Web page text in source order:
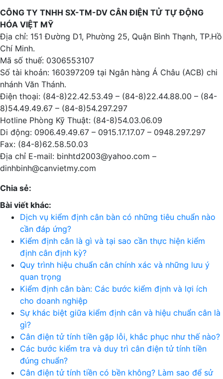
CÔNG TY TNHH SX-TM-DV CÂN ĐIỆN TỬ TỰ ĐỘNG
HÓA VIỆT MỸ
Địa chỉ: 151 Đường D1, Phường 25, Quận Bình Thạnh, TP.Hồ
Chí Minh.
Mã số thuế: 0306553107
Số tài khoản: 160397209 tại Ngân hàng Á Châu (ACB) chi
nhánh Văn Thánh.
Điện thoại: (84-8)22.42.53.49 – (84-8)22.44.88.00 – (84-
8)54.49.49.67 – (84-8)54.297.297
Hotline Phòng Kỹ Thuật: (84-8)54.03.06.09
Di động: 0906.49.49.67 – 0915.17.17.07 – 0948.297.297
Fax: (84-8)62.58.50.03
Địa chỉ E-mail: binhtd2003@yahoo.com –
dinhbinh@canvietmy.com
Chia sẻ:
Bài viết khác:
Dịch vụ kiểm định cân bàn có những tiêu chuẩn nào
cần đáp ứng?
Kiểm định cân là gì và tại sao cần thực hiện kiểm
định cân định kỳ?
Quy trình hiệu chuẩn cân chính xác và những lưu ý
quan trọng
Kiểm định cân bàn: Các bước kiểm định và lợi ích
cho doanh nghiệp
Sự khác biệt giữa kiểm định cân và hiệu chuẩn cân là
gì?
Cân điện tử tính tiền gặp lỗi, khắc phục như thế nào?
Các bước kiểm tra và duy trì cân điện tử tính tiền
đúng chuẩn?
Cân điện tử tính tiền có bền không? Làm sao để sử